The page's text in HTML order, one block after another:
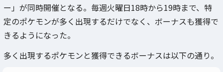
ー」が同時開催となる。毎週火曜日18時から19時まで、特
定のポケモンが多く出現するだけでなく、ボーナスも獲得で
きるようになった。
多く出現するポケモンと獲得できるボーナスは以下の通り。